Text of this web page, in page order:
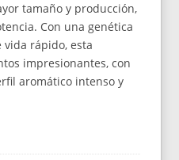
tamaño y producción,
Con una genética
rápido, esta
impresionantes, con
aromático intenso y